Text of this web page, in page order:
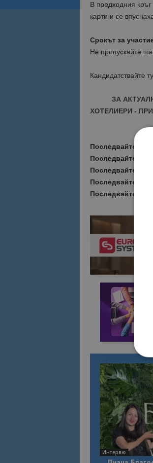
В предходния
карти и се
Срокът за
Не пропускайте
Кандидатствайте
ЗА
ХОТЕЛИЕРИ -
Последвайте ни
Последвайте
Последвайте
Последвайте
Последвайте
Интервю